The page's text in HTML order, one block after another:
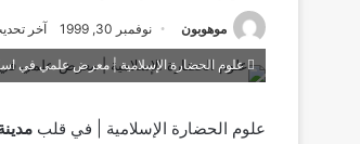
موهوبون نوفمبر 30, 1999 آخر تحديث:
علوم الحضارة الإسلامية | معرض علمي في
علوم الحضارة الإسلامية | في قلب